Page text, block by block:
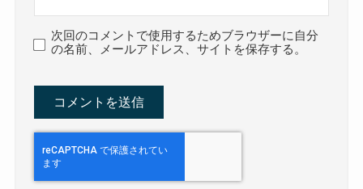
次回のコメントで使用するためブラウザーに自分
の名前、メールアドレス、サイトを保存する。